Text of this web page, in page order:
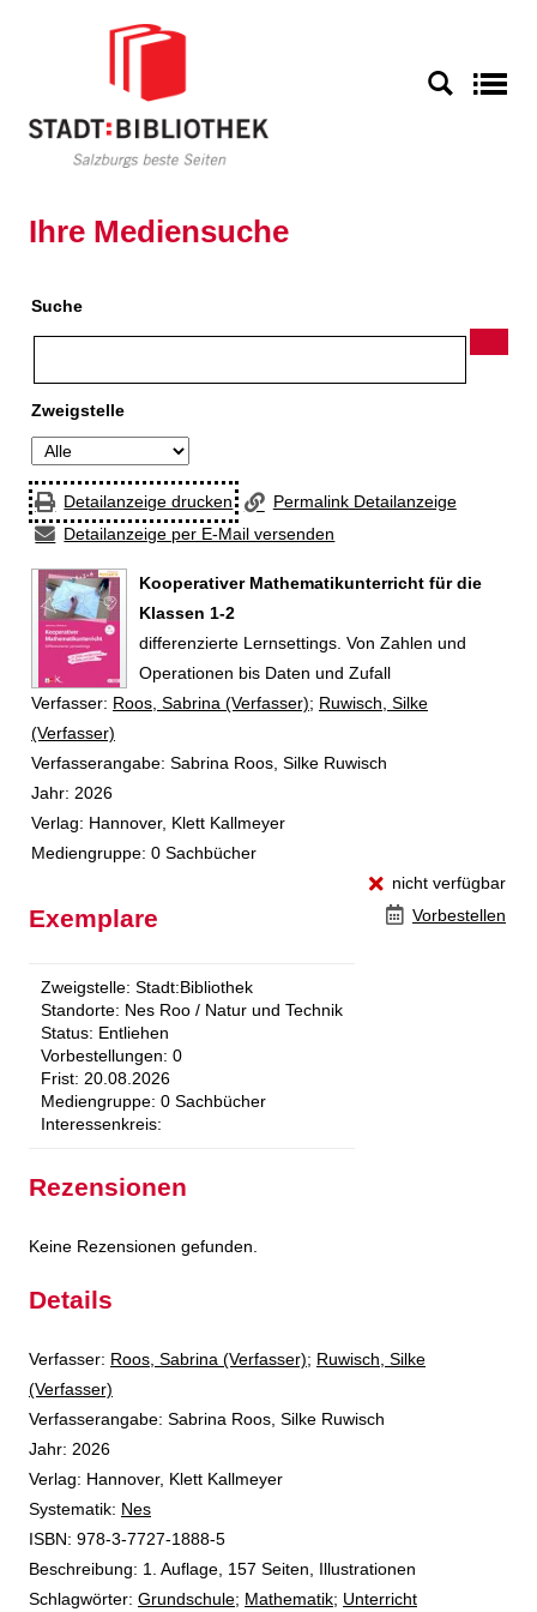
Ihre Mediensuche
Suche
Zweigstelle
Detailanzeige drucken
Permalink Detailanzeige
Detailanzeige per E-Mail versenden
Kooperativer Mathematikunterricht für die
Klassen 1-2
differenzierte Lernsettings. Von Zahlen und
Operationen bis Daten und Zufall
Verfasser: Suche nach diesem Verfasser
Roos, Sabrina (Verfasser); Ruwisch, Silke
(Verfasser)
Verfasserangabe: Sabrina Roos, Silke Ruwisch
Jahr: 2026
Verlag: Hannover, Klett Kallmeyer
Mediengruppe: 0 Sachbücher
nicht verfügbar
Vorbestellen
Exemplare
Zweigstelle: Stadt:Bibliothek
Standorte: Nes Roo / Natur und Technik
Status: Entliehen
Vorbestellungen: 0
Frist: 20.08.2026
Mediengruppe: 0 Sachbücher
Interessenkreis:
Rezensionen
Keine Rezensionen gefunden.
Details
Verfasser: Suche nach diesem Verfasser
Roos, Sabrina (Verfasser); Ruwisch, Silke
(Verfasser)
Verfasserangabe: Sabrina Roos, Silke Ruwisch
Jahr: 2026
Verlag: Hannover, Klett Kallmeyer
opens in new tab
Diesen Link in neuem Tab öffnen
Systematik: Suche nach dieser Systematik
Nes
Suche nach diesem Interessenskreis
ISBN: 978-3-7727-1888-5
Beschreibung: 1. Auflage, 157 Seiten, Illustrationen
Schlagwörter: Grundschule; Mathematik; Unterricht